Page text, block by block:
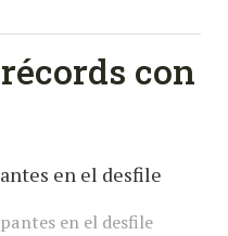
con
en el desfile